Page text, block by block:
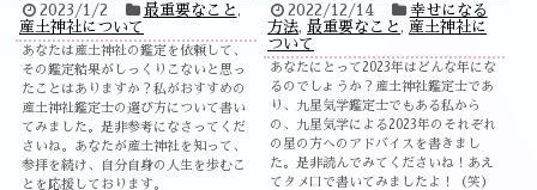
2023/1/2 最重要なこと ,
産土神社について
あなたは産土神社の鑑定を依頼して、
その鑑定結果がしっくりこないと思っ
たことはありますか？私がおすすめの
産土神社鑑定士の選び方について書い
てみました。是非参考になさってくだ
さいね。あなたが産土神社を知って、
参拝を続け、自分自身の人生を歩むこ
とを応援しております。
2022/12/14
幸せになる
方法,最重要なこと , 産土神社に
ついて
あなたにとって2023年はどんな年にな
るのでしょうか？産土神社鑑定士であ
り、九星気学鑑定士でもある私から
の、九星気学による2023年のそれぞれ
の星の方へのアドバイスを書きまし
た。是非読んでみてくださいね！あえ
てタメ口で書いてみましたよ！（笑）